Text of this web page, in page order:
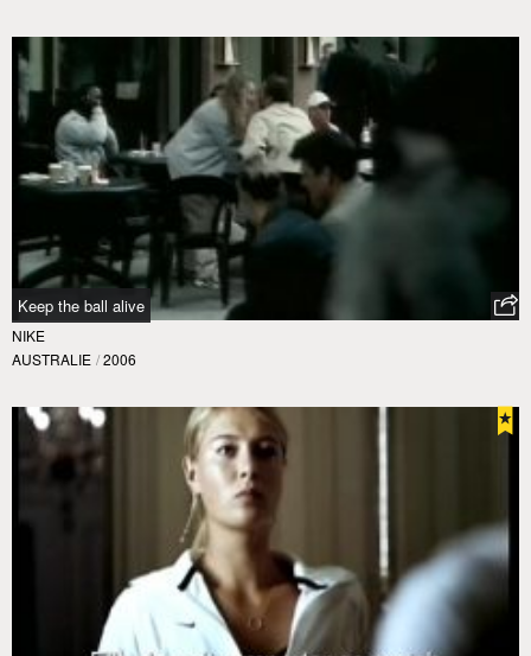
Keep the ball alive
NIKE
AUSTRALIE / 2006